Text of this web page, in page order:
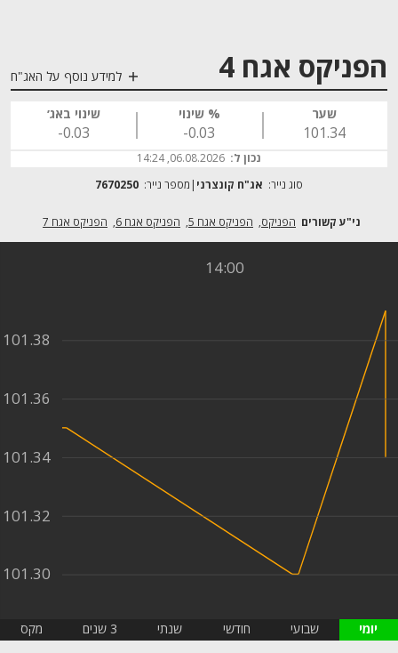
הפניקס אגח 4 למידע נוסף על האג"ח
שער
101.34
% שינוי
‎-0.03
שינוי באג׳
‎-0.03
נכון ל: 06.08.2026, 14:24
סוג נייר: אג"ח קונצרני מספר נייר: 7670250
הפניקס הפניקס אגח 5 הפניקס אגח 6 הפניקס אגח 7
14:00
101.30
101.32
101.34
101.36
101.38
יומי שבועי חודשי שנתי 3 שנים מקס